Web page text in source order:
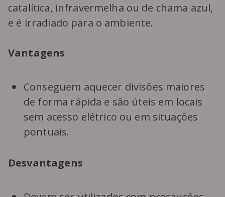
catalítica, infravermelha ou de chama azul,
e é irradiado para o ambiente.
Vantagens
Conseguem aquecer divisões maiores
de forma rápida e são úteis em locais
sem acesso elétrico ou em situações
pontuais.
Desvantagens